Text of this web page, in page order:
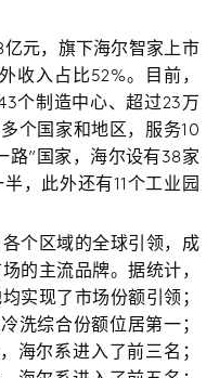
元，旗下海尔智家上市
收入占比52%。目前，
个制造中心、超过23万
个国家和地区，服务10
路”国家，海尔设有38家
，此外还有11个工业园
个区域的全球引领，成
的主流品牌。据统计，
实现了市场份额引领；
洗综合份额位居第一；
海尔系进入了前三名；